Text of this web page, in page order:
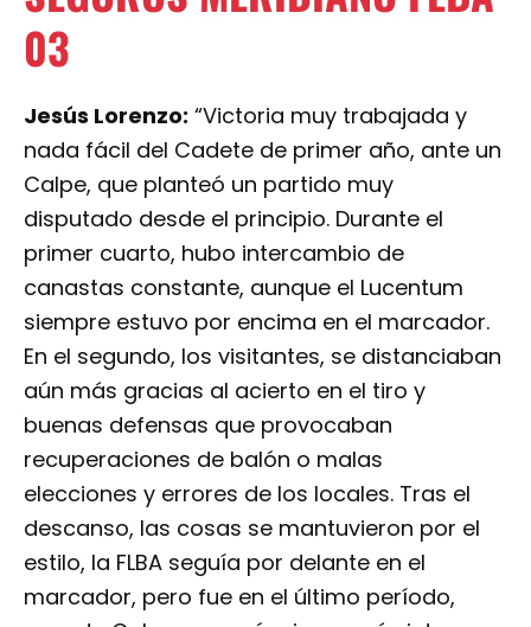
03
Jesús Lorenzo: “Victoria muy trabajada y
nada fácil del Cadete de primer año, ante un
Calpe, que planteó un partido muy
disputado desde el principio. Durante el
primer cuarto, hubo intercambio de
canastas constante, aunque el Lucentum
siempre estuvo por encima en el marcador.
En el segundo, los visitantes, se distanciaban
aún más gracias al acierto en el tiro y
buenas defensas que provocaban
recuperaciones de balón o malas
elecciones y errores de los locales. Tras el
descanso, las cosas se mantuvieron por el
estilo, la FLBA seguía por delante en el
marcador, pero fue en el último período,